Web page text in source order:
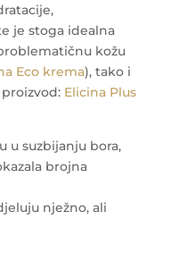
je stoga idealna
kožu
Eco krema), tako i
Elicina Plus
u suzbijanju bora,
brojna
nježno, ali